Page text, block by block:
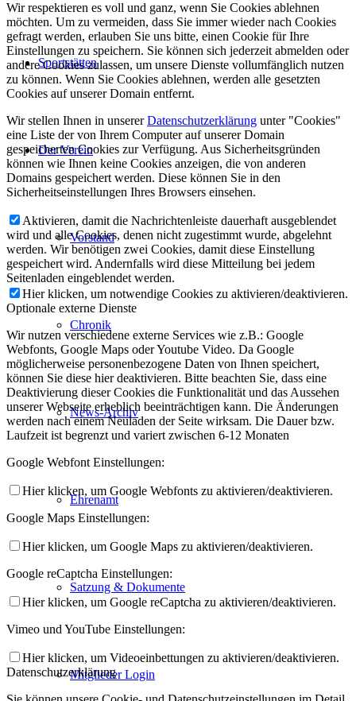
Sportstätten
Der Verein
Vorstand
Chronik
News-Archiv
Ehrenamt
Satzung & Dokumente
Mitglieder Login
Wir respektieren es voll und ganz, wenn Sie Cookies ablehnen
möchten. Um zu vermeiden, dass Sie immer wieder nach Cookies
gefragt werden, erlauben Sie uns bitte, einen Cookie für Ihre
Einstellungen zu speichern. Sie können sich jederzeit abmelden oder
andere Cookies zulassen, um unsere Dienste vollumfänglich nutzen
zu können. Wenn Sie Cookies ablehnen, werden alle gesetzten
Cookies auf unserer Domain entfernt.
Wir stellen Ihnen in unsererDatenschutzerklärung unter "Cookies"
eine Liste der von Ihrem Computer auf unserer Domain
gespeicherten Cookies zur Verfügung. Aus Sicherheitsgründen
können wie Ihnen keine Cookies anzeigen, die von anderen
Domains gespeichert werden. Diese können Sie in den
Sicherheitseinstellungen Ihres Browsers einsehen.
Aktivieren, damit die Nachrichtenleiste dauerhaft ausgeblendet
wird und alle Cookies, denen nicht zugestimmt wurde, abgelehnt
werden. Wir benötigen zwei Cookies, damit diese Einstellung
gespeichert wird. Andernfalls wird diese Mitteilung bei jedem
Seitenladen eingeblendet werden.
Hier klicken, um notwendige Cookies zu aktivieren/deaktivieren.
Optionale externe Dienste
Wir nutzen verschiedene externe Services wie z.B.: Google
Webfonts, Google Maps oder Youtube Video. Da Google
möglicherweise personenbezogene Daten von Ihnen speichert,
können Sie diese hier deaktivieren. Bitte beachten Sie, dass eine
Deaktivierung dieser Cookies die Funktionalität und das Aussehen
unserer Webseite erheblich beeinträchtigen kann. Die Änderungen
werden nach einem Neuladen der Seite wirksam. Die Dauer bzw.
Laufzeit ist begrenzt und variert zwischen 6-12 Monaten
Google Webfont Einstellungen:
Hier klicken, um Google Webfonts zu aktivieren/deaktivieren.
Google Maps Einstellungen:
Hier klicken, um Google Maps zu aktivieren/deaktivieren.
Google reCaptcha Einstellungen:
Hier klicken, um Google reCaptcha zu aktivieren/deaktivieren.
Vimeo und YouTube Einstellungen:
Hier klicken, um Videoeinbettungen zu aktivieren/deaktivieren.
Datenschutzerklärung